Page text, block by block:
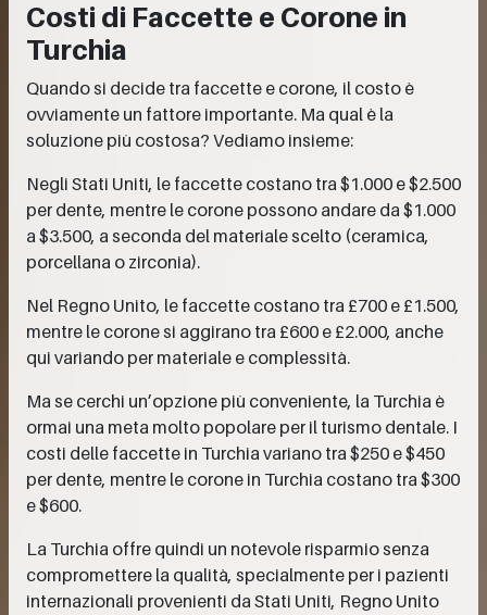
Costi di Faccette e Corone in
Turchia
Quando si decide tra faccette e corone, il costo è
ovviamente un fattore importante. Ma qual è la
soluzione più costosa? Vediamo insieme:
Negli Stati Uniti, le faccette costano tra $1.000 e $2.500
per dente, mentre le corone possono andare da $1.000
a $3.500, a seconda del materiale scelto (ceramica,
porcellana o zirconia).
Nel Regno Unito, le faccette costano tra £700 e £1.500,
mentre le corone si aggirano tra £600 e £2.000, anche
qui variando per materiale e complessità.
Ma se cerchi un’opzione più conveniente, la Turchia è
ormai una meta molto popolare per il turismo dentale. I
costi delle faccette in Turchia variano tra $250 e $450
per dente, mentre le corone in Turchia costano tra $300
e $600.
La Turchia offre quindi un notevole risparmio senza
compromettere la qualità, specialmente per i pazienti
internazionali provenienti da Stati Uniti, Regno Unito